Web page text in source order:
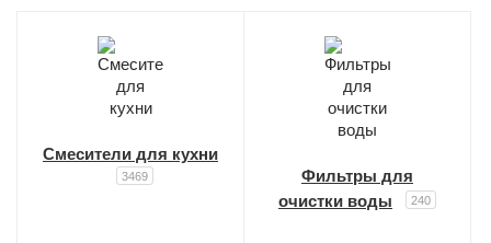
Смесители для кухни
3469
Фильтры для
очистки воды
240